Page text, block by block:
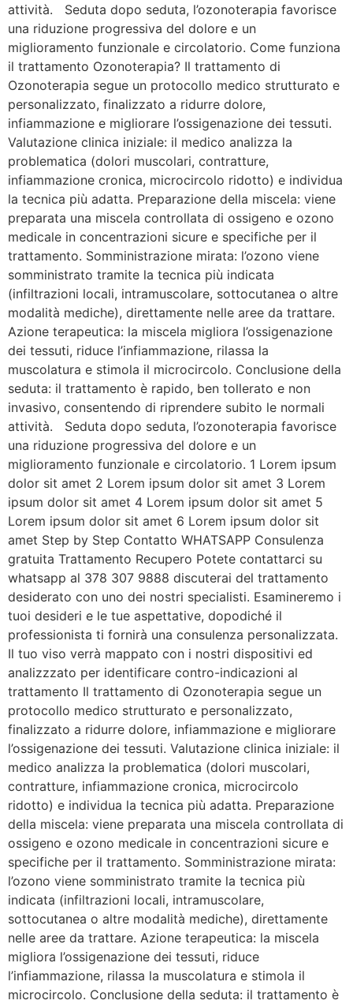
attività. Seduta dopo seduta, l’ozonoterapia favorisce
una riduzione progressiva del dolore e un
miglioramento funzionale e circolatorio. Come funziona
il trattamento Ozonoterapia? Il trattamento di
Ozonoterapia segue un protocollo medico strutturato e
personalizzato, finalizzato a ridurre dolore,
infiammazione e migliorare l’ossigenazione dei tessuti.
Valutazione clinica iniziale: il medico analizza la
problematica (dolori muscolari, contratture,
infiammazione cronica, microcircolo ridotto) e individua
la tecnica più adatta. Preparazione della miscela: viene
preparata una miscela controllata di ossigeno e ozono
medicale in concentrazioni sicure e specifiche per il
trattamento. Somministrazione mirata: l’ozono viene
somministrato tramite la tecnica più indicata
(infiltrazioni locali, intramuscolare, sottocutanea o altre
modalità mediche), direttamente nelle aree da trattare.
Azione terapeutica: la miscela migliora l’ossigenazione
dei tessuti, riduce l’infiammazione, rilassa la
muscolatura e stimola il microcircolo. Conclusione della
seduta: il trattamento è rapido, ben tollerato e non
invasivo, consentendo di riprendere subito le normali
attività. Seduta dopo seduta, l’ozonoterapia favorisce
una riduzione progressiva del dolore e un
miglioramento funzionale e circolatorio. 1 Lorem ipsum
dolor sit amet 2 Lorem ipsum dolor sit amet 3 Lorem
ipsum dolor sit amet 4 Lorem ipsum dolor sit amet 5
Lorem ipsum dolor sit amet 6 Lorem ipsum dolor sit
amet Step by Step Contatto WHATSAPP Consulenza
gratuita Trattamento Recupero Potete contattarci su
whatsapp al 378 307 9888 discuterai del trattamento
desiderato con uno dei nostri specialisti. Esamineremo i
tuoi desideri e le tue aspettative, dopodiché il
professionista ti fornirà una consulenza personalizzata.
Il tuo viso verrà mappato con i nostri dispositivi ed
analizzzato per identificare contro-indicazioni al
trattamento Il trattamento di Ozonoterapia segue un
protocollo medico strutturato e personalizzato,
finalizzato a ridurre dolore, infiammazione e migliorare
l’ossigenazione dei tessuti. Valutazione clinica iniziale: il
medico analizza la problematica (dolori muscolari,
contratture, infiammazione cronica, microcircolo
ridotto) e individua la tecnica più adatta. Preparazione
della miscela: viene preparata una miscela controllata di
ossigeno e ozono medicale in concentrazioni sicure e
specifiche per il trattamento. Somministrazione mirata:
l’ozono viene somministrato tramite la tecnica più
indicata (infiltrazioni locali, intramuscolare,
sottocutanea o altre modalità mediche), direttamente
nelle aree da trattare. Azione terapeutica: la miscela
migliora l’ossigenazione dei tessuti, riduce
l’infiammazione, rilassa la muscolatura e stimola il
microcircolo. Conclusione della seduta: il trattamento è